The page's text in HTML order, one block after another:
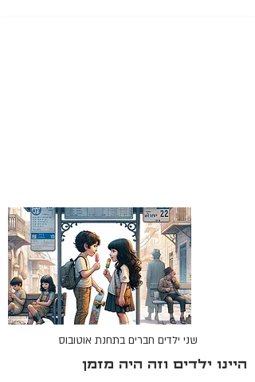
שני ילדים חברים בתחנת אוטובוס
היינו ילדים וזה היה מזמן